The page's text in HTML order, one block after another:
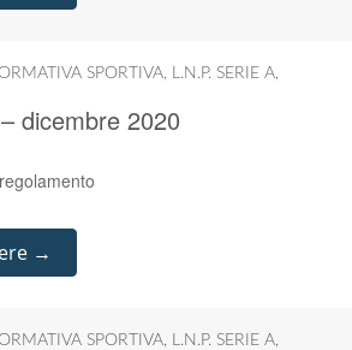
SPORTIVA, L.N.P. SERIE A,
dicembre 2020
→
SPORTIVA, L.N.P. SERIE A,